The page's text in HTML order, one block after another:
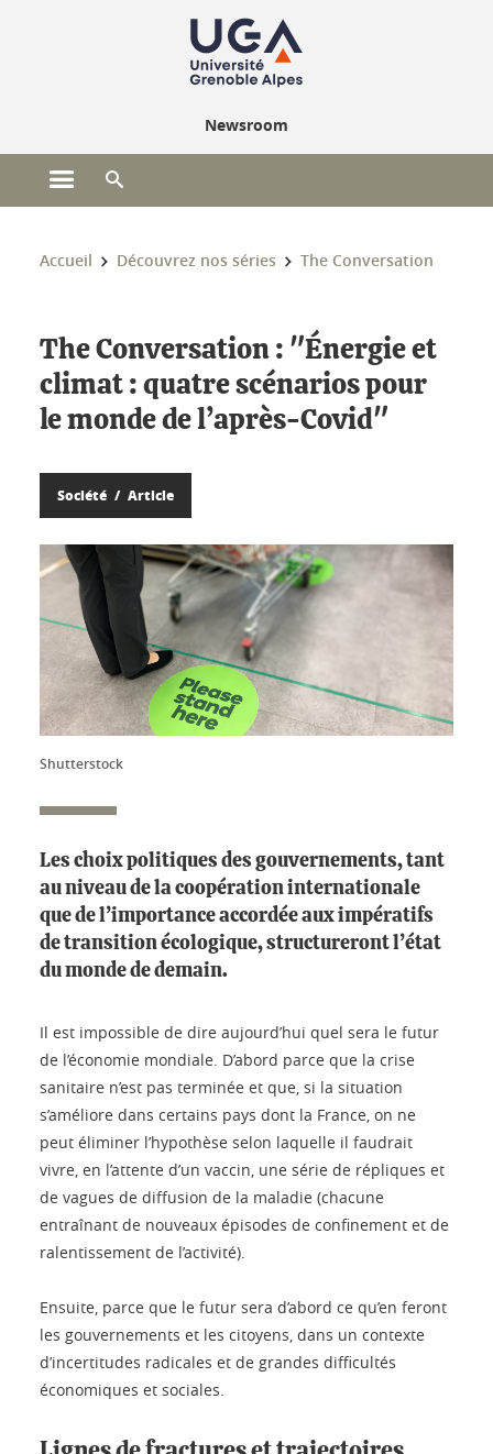
Newsroom
Ouvrir le menu principal
Vous êtes ici :
Accueil Découvrez nos séries The Conversation
The Conversation : "Énergie et
climat : quatre scénarios pour
le monde de l’après-Covid"
Société Article
Shutterstock
Les choix politiques des gouvernements, tant
au niveau de la coopération internationale
que de l’importance accordée aux impératifs
de transition écologique, structureront l’état
du monde de demain.
Il est impossible de dire aujourd’hui quel sera le futur
de l’économie mondiale. D’abord parce que la crise
sanitaire n’est pas terminée et que, si la situation
s’améliore dans certains pays dont la France, on ne
peut éliminer l’hypothèse selon laquelle il faudrait
vivre, en l’attente d’un vaccin, une série de répliques et
de vagues de diffusion de la maladie (chacune
entraînant de nouveaux épisodes de confinement et de
ralentissement de l’activité).
Ensuite, parce que le futur sera d’abord ce qu’en feront
les gouvernements et les citoyens, dans un contexte
d’incertitudes radicales et de grandes difficultés
économiques et sociales.